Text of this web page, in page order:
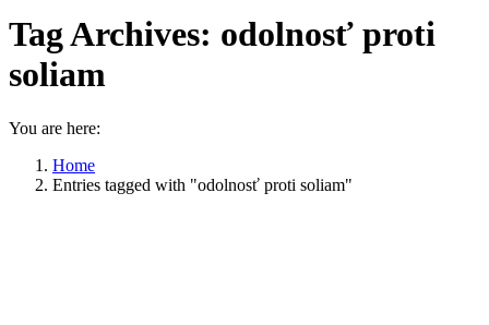
Tag Archives: odolnosť proti
soliam
You are here:
Home
Entries tagged with "odolnosť proti soliam"